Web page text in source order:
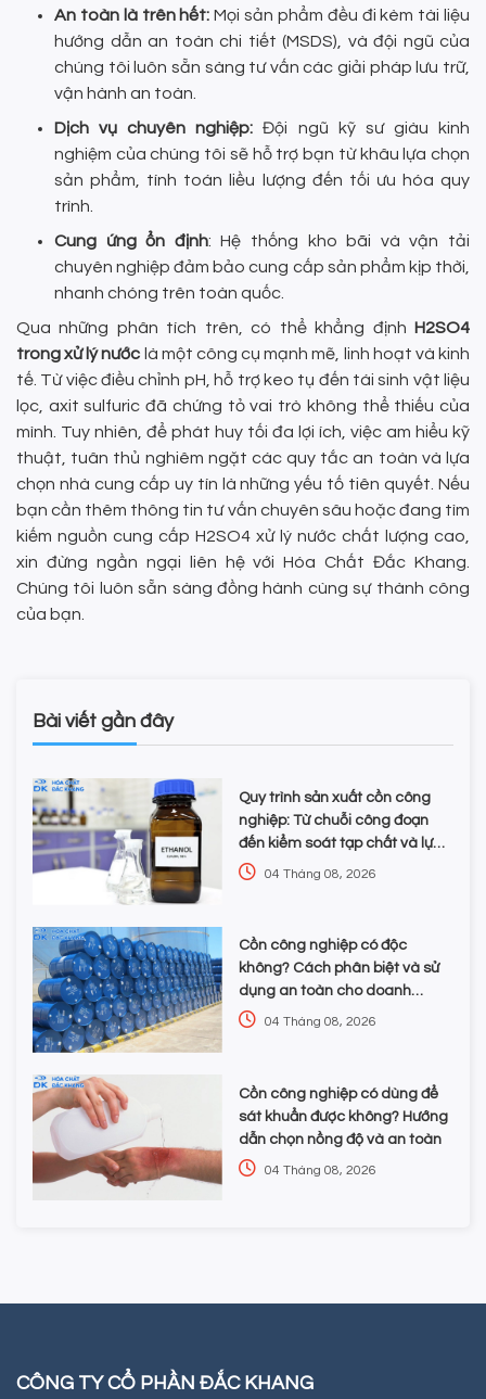
An toàn là trên hết: Mọi sản phẩm đều đi kèm tài liệu
hướng dẫn an toàn chi tiết (MSDS), và đội ngũ của
chúng tôi luôn sẵn sàng tư vấn các giải pháp lưu trữ,
vận hành an toàn.
Dịch vụ chuyên nghiệp:Đội ngũ kỹ sư giàu kinh
nghiệm của chúng tôi sẽ hỗ trợ bạn từ khâu lựa chọn
sản phẩm, tính toán liều lượng đến tối ưu hóa quy
trình.
Cung ứng ổn định: Hệ thống kho bãi và vận tải
chuyên nghiệp đảm bảo cung cấp sản phẩm kịp thời,
nhanh chóng trên toàn quốc.
Qua những phân tích trên, có thể khẳng định H2SO4
trong xử lý nước là một công cụ mạnh mẽ, linh hoạt và kinh
tế. Từ việc điều chỉnh pH, hỗ trợ keo tụ đến tái sinh vật liệu
lọc, axit sulfuric đã chứng tỏ vai trò không thể thiếu của
mình. Tuy nhiên, để phát huy tối đa lợi ích, việc am hiểu kỹ
thuật, tuân thủ nghiêm ngặt các quy tắc an toàn và lựa
chọn nhà cung cấp uy tín là những yếu tố tiên quyết. Nếu
bạn cần thêm thông tin tư vấn chuyên sâu hoặc đang tìm
kiếm nguồn cung cấp H2SO4 xử lý nước chất lượng cao,
xin đừng ngần ngại liên hệ với Hóa Chất Đắc Khang.
Chúng tôi luôn sẵn sàng đồng hành cùng sự thành công
của bạn.
Bài viết gần đây
Quy trình sản xuất cồn công
nghiệp: Từ chuỗi công đoạn
đến kiểm soát tạp chất và lựa
chọn hóa chất
04 Tháng 08, 2026
Cồn công nghiệp có độc
không? Cách phân biệt và sử
dụng an toàn cho doanh
nghiệp
04 Tháng 08, 2026
Cồn công nghiệp có dùng để
sát khuẩn được không? Hướng
dẫn chọn nồng độ và an toàn
04 Tháng 08, 2026
CÔNG TY CỔ PHẦN ĐẮC KHANG